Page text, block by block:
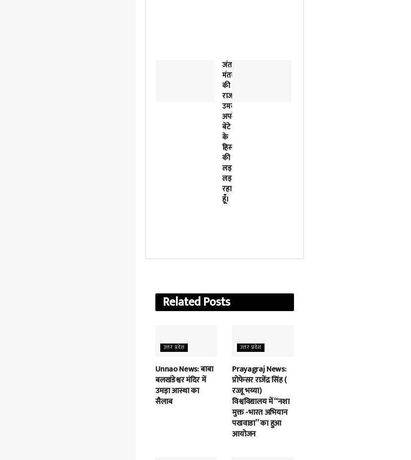
जंतर-
मंतर
की
राजनीतिक
उमस…..मैं
अपने
बेटे
के
हिस्से
की
लड़ाई
लड़
रहा
हूँ।
RelatedPosts
उत्तर प्रदेश
Unnao News: बाबा
बलखंडेश्वर मंदिर में
उमड़ा आस्था का
सैलाब
उत्तर प्रदेश
Prayagraj News:
प्रोफेसर राजेंद्र सिंह (
रज्जू भय्या)
विश्वविद्यालय में “नशा
मुक्त -भारत अभियान
पखवाडा” का हुआ
आयोजन